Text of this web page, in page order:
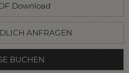
Download
ANFRAGEN
BUCHEN